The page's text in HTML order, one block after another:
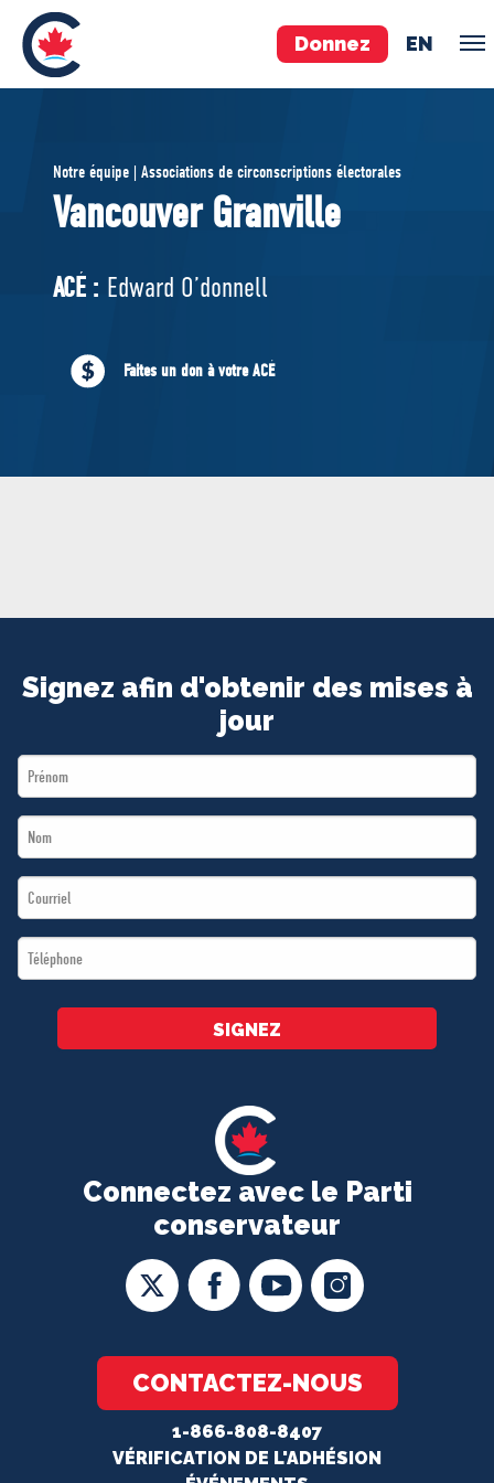
Donnez EN
ÉQUIPE
Pierre Poilievre
Vos députés conservateurs
Cabinet fantôme
Exécutif national
BOUTIQUE
Notre équipe | Associations de circonscriptions électorales
Vancouver Granville
ACÉ : Edward O’donnell
Faites un don à votre ACÉ
Connectez avec le Parti
conservateur
CONTACTEZ-NOUS
1-866-808-8407
VÉRIFICATION DE L'ADHÉSION
Signez afin d'obtenir des mises à
jour
First
Name
Last
Name
Email
*
Téléphone
*
SIGNEZ